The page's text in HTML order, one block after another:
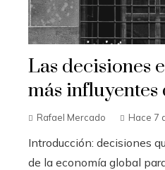
Las decisiones
más
Rafael Mercado Hace 7
Introducción: decisiones
de la economía global